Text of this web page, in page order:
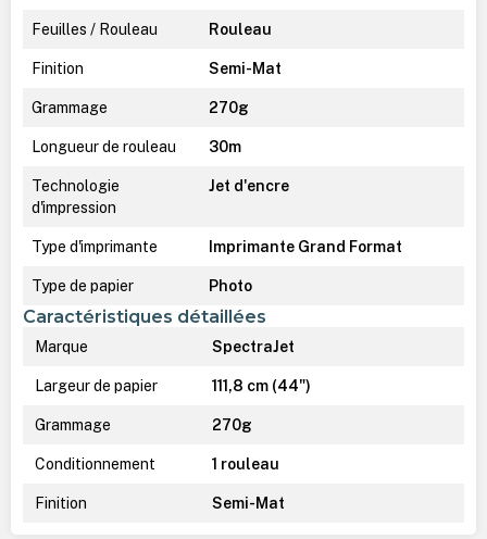
Feuilles / Rouleau Rouleau
Finition Semi-Mat
Grammage 270g
Longueur de rouleau 30m
Technologie
d'impression
Jet d'encre
Type d'imprimante Imprimante Grand Format
Type de papier Photo
Caractéristiques détaillées
Marque SpectraJet
Largeur de papier 111,8 cm (44")
Grammage 270g
Conditionnement 1 rouleau
Finition Semi-Mat